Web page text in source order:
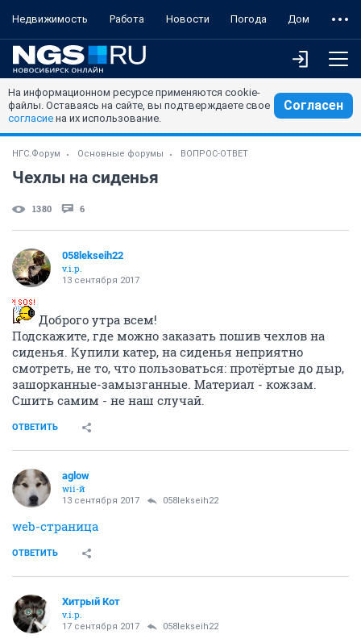
Недвижимость Работа Новости Погода Дом
На информационном ресурсе применяются cookie-
файлы. Оставаясь на сайте, вы подтверждаете свое
согласие на их использование.
Согласен
НГС.Форум Основные форумы ВОПРОС-ОТВЕТ
Чехлы на сиденья
1380 6
058lekseih22
v.i.p.
13 сентября 2017
Доброго утра всем!
Подскажите, где можно заказать пошив чехлов на
сиденья. Купили катер, на сиденья неприятно
смотреть, не то, что пользоваться: протёртые до дыр,
зашорканные-замызганные. Материал - кожзам.
Сшить самим - не наш случай.
ОТВЕТИТЬ
aglow
wii-й
13 сентября 2017 058lekseih22
web-страница
ОТВЕТИТЬ
Хитрый Кот
v.i.p.
17 сентября 2017 058lekseih22